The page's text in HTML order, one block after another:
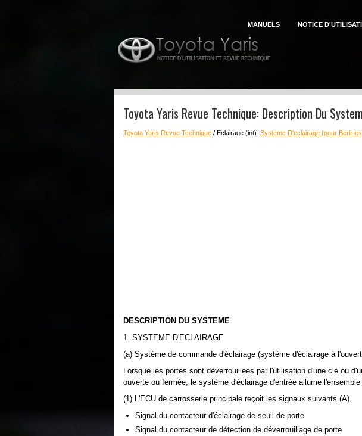
MANUELS NOTICE
Toyota Yaris Revue Technique: Description Du
Toyota Yaris Revue Technique / Eclairage (int): Systeme D'eclairage (pour
DESCRIPTION DU SYSTEME
1. SYSTEME D'ECLAIRAGE
(a) Système de commande d'éclairage (système d'éclairage à
Lorsque les portes sont déverrouillées par l'utilisation d'une clé ou
ouverte ou fermée, le système d'éclairage d'entrée allume l'ensemble
(1) L'ECU de carrosserie principale reçoit les signaux suivants (A).
Signal du contacteur d'éclairage de seuil de porte
Signal du contacteur de détection de déverrouillage de porte